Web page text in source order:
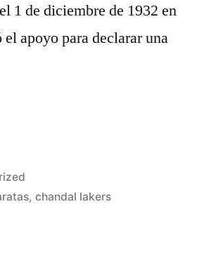
1 de diciembre de 1932 en
apoyo para declarar una
,chandal lakers